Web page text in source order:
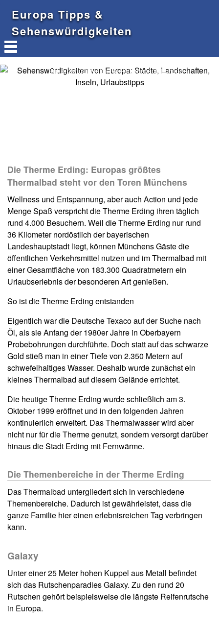
Europa Tipps &
Sehenswürdigkeiten
Sehenswürdigkeiten & Reisetipps in Europa
Die Therme Erding: Europas größtes
Thermalbad steht vor den Toren Münchens
Wellness und Entspannung, aber auch Action und jede
Menge Spaß verspricht die Therme Erding ihren täglich
rund 4.000 Besuchern. Weil die Therme Erding nur rund
36 Kilometer nordöstlich der bayerischen
Landeshauptstadt liegt, können Münchens Gäste die
öffentlichen Verkehrsmittel nutzen und im Thermalbad mit
einer Gesamtfläche von 183.300 Quadratmetern ein
Urlaubserlebnis der besonderen Art genießen.
So ist die Therme Erding entstanden
Eigentlich war die Deutsche Texaco auf der Suche nach
Öl, als sie Anfang der 1980er Jahre in Oberbayern
Probebohrungen durchführte. Doch statt auf das schwarze
Gold stieß man in einer Tiefe von 2.350 Metern auf
schwefelhaltiges Wasser. Deshalb wurde zunächst ein
kleines Thermalbad auf diesem Gelände errichtet.
Die heutige Therme Erding wurde schließlich am 3.
Oktober 1999 eröffnet und in den folgenden Jahren
kontinuierlich erweitert. Das Thermalwasser wird aber
nicht nur für die Therme genutzt, sondern versorgt darüber
hinaus die Stadt Erding mit Fernwärme.
Die Themenbereiche in der Therme Erding
Das Thermalbad untergliedert sich in verschiedene
Themenbereiche. Dadurch ist gewährleistet, dass die
ganze Familie hier einen erlebnisreichen Tag verbringen
kann.
Galaxy
Unter einer 25 Meter hohen Kuppel aus Metall befindet
sich das Rutschenparadies Galaxy. Zu den rund 20
Rutschen gehört beispielsweise die längste Reifenrutsche
in Europa.